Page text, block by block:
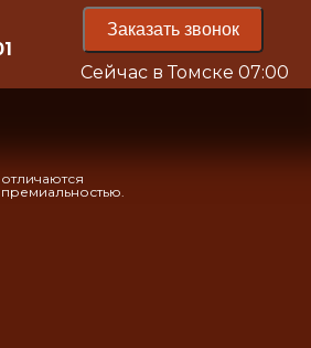
Заказать звонок
Сейчас в Томске 07:00